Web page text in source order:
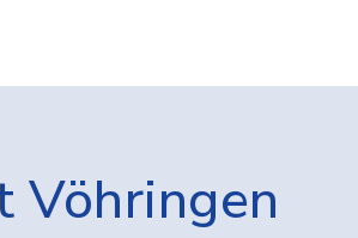
Vöhringen